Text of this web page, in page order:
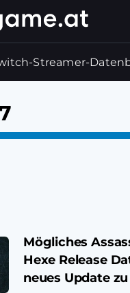
Streamer-
Mögliches
Hexe Release
neues Update